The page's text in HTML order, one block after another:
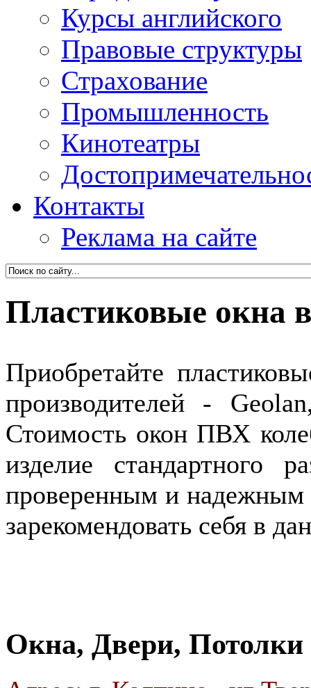
Курсы английского
Правовые структуры
Страхование
Промышленность
Кинотеатры
Контакты
Реклама на сайте
Пластиковые окна
Приобретайте
производителей -
Стоимость окон ПВХ
изделие стандартного
проверенным и надежным
зарекомендовать себя в
Окна, Двери, Потолки